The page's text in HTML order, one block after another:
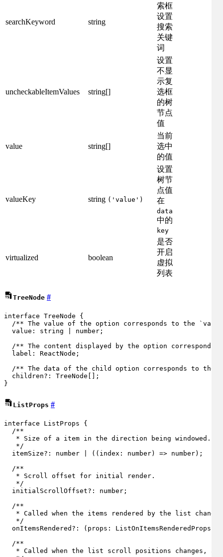
searchKeyword string
索框
设置
搜索
关键
词
uncheckableItemValues string[]
设置
不显
示复
选框
的树
节点
值
value string[]
当前
选中
的值
valueKey string ('value')
设置
树节
点值
在
data
中的
key
virtualized boolean
是否
开启
虚拟
列表
TreeNode #
interface TreeNode {
/** The value of the option corresponds to the
value : string number ;
/** The content displayed by the option
label : ReactNode ;
/** The data of the child option corresponds to the
  children?:
TreeNode [];
}
ListProps #
interface ListProps {
/**
   * Size of a item in the direction being windowed.
   */
  itemSize?:
number | ( ( index: number) => number);
/**
   * Scroll offset for initial render.
   */
  initialScrollOffset?:
number ;
/**
   * Called when the items rendered by the list change.
   */
  onItemsRendered?:
( props: ListOnItemsRenderedProps
/**
* Called when the list scroll positions changes,